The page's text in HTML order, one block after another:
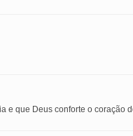
e que Deus conforte o coração